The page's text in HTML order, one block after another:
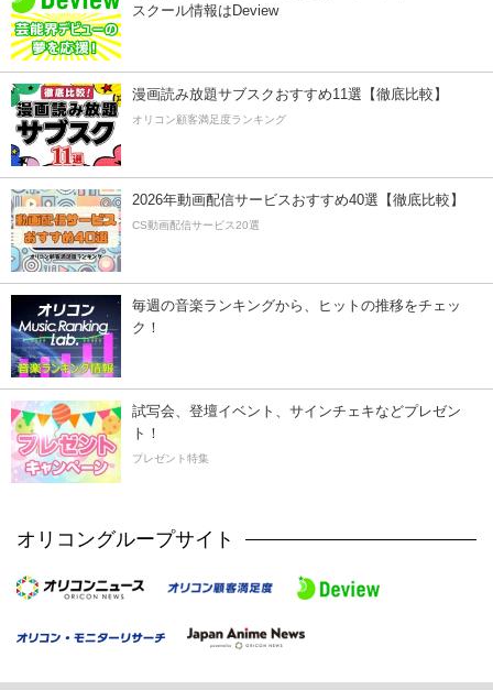
スクール情報はDeview
漫画読み放題サブスクおすすめ11選【徹底比較】
オリコン顧客満足度ランキング
2026年動画配信サービスおすすめ40選【徹底比較】
CS動画配信サービス20選
毎週の音楽ランキングから、ヒットの推移をチェッ
ク！
試写会、登壇イベント、サインチェキなどプレゼン
ト！
プレゼント特集
オリコングループサイト